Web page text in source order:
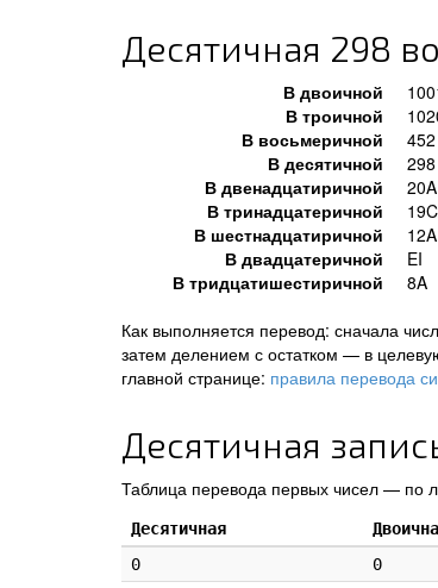
Десятичная 298
В двоичной
В троичной
В восьмеричной
452
В десятичной
298
В двенадцатиричной
20A
В тринадцатеричной
19C
В шестнадцатиричной
12A
В двадцатеричной
EI
В тридцатишестиричной
8A
Как выполняется перевод: сначала
затем делением с остатком — в
главной странице: правила перевода
Десятичная
Таблица перевода первых чисел — по
Десятичная
0
0